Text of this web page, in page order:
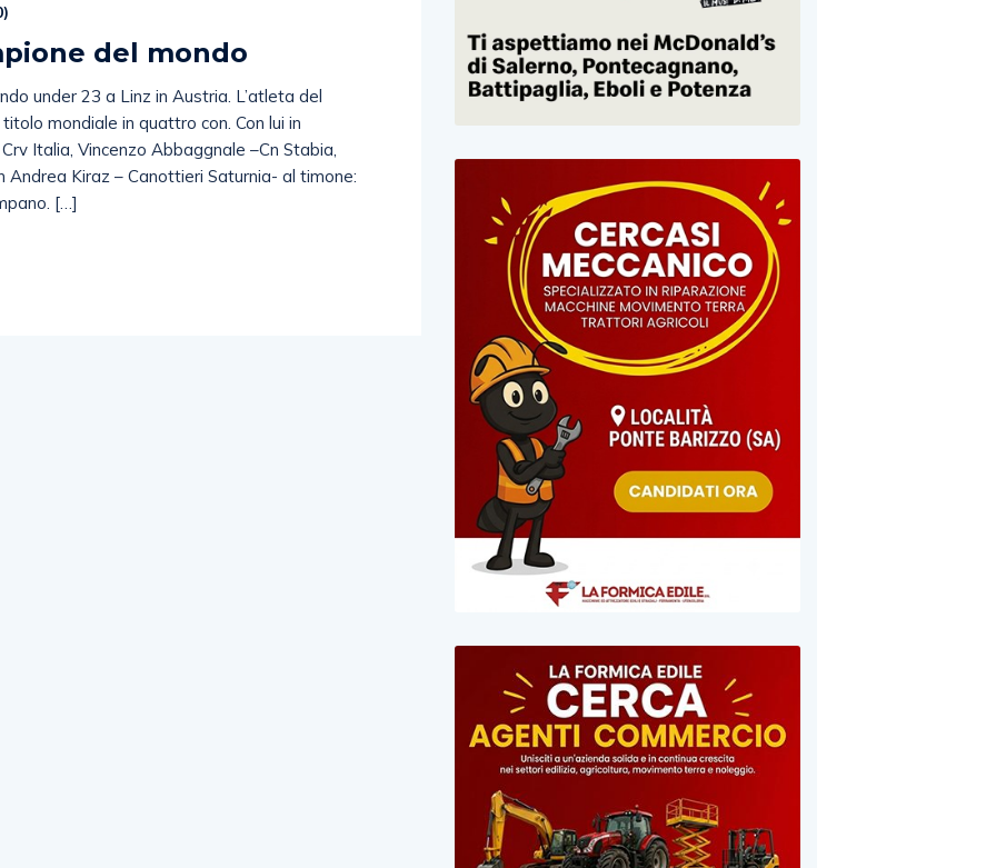
)
del mondo
under 23 a Linz in Austria. L’atleta del
mondiale in quattro con. Con lui in
Italia, Vincenzo Abbaggnale –Cn Stabia,
Andrea Kiraz – Canottieri Saturnia- al timone:
[…]